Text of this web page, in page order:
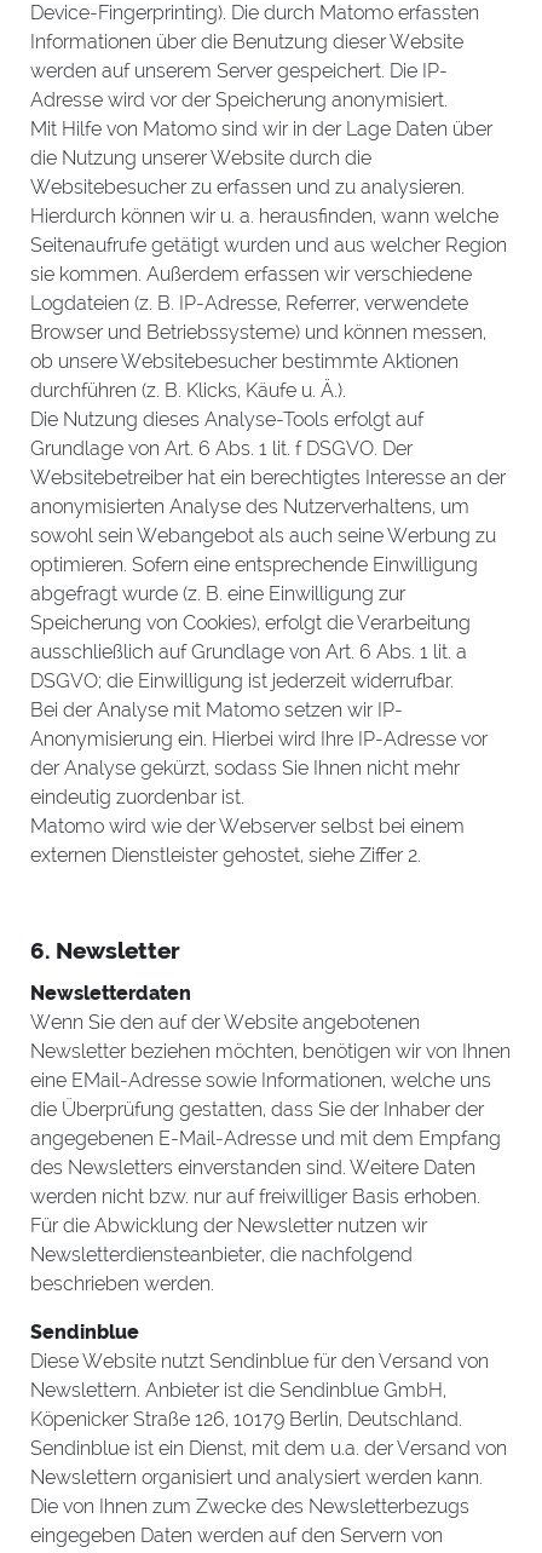
Device-Fingerprinting). Die durch Matomo erfassten
Informationen über die Benutzung dieser Website
werden auf unserem Server gespeichert. Die IP-
Adresse wird vor der Speicherung anonymisiert.
Mit Hilfe von Matomo sind wir in der Lage Daten über
die Nutzung unserer Website durch die
Websitebesucher zu erfassen und zu analysieren.
Hierdurch können wir u. a. herausfinden, wann welche
Seitenaufrufe getätigt wurden und aus welcher Region
sie kommen. Außerdem erfassen wir verschiedene
Logdateien (z. B. IP-Adresse, Referrer, verwendete
Browser und Betriebssysteme) und können messen,
ob unsere Websitebesucher bestimmte Aktionen
durchführen (z. B. Klicks, Käufe u. Ä.).
Die Nutzung dieses Analyse-Tools erfolgt auf
Grundlage von Art. 6 Abs. 1 lit. f DSGVO. Der
Websitebetreiber hat ein berechtigtes Interesse an der
anonymisierten Analyse des Nutzerverhaltens, um
sowohl sein Webangebot als auch seine Werbung zu
optimieren. Sofern eine entsprechende Einwilligung
abgefragt wurde (z. B. eine Einwilligung zur
Speicherung von Cookies), erfolgt die Verarbeitung
ausschließlich auf Grundlage von Art. 6 Abs. 1 lit. a
DSGVO; die Einwilligung ist jederzeit widerrufbar.
Bei der Analyse mit Matomo setzen wir IP-
Anonymisierung ein. Hierbei wird Ihre IP-Adresse vor
der Analyse gekürzt, sodass Sie Ihnen nicht mehr
eindeutig zuordenbar ist.
Matomo wird wie der Webserver selbst bei einem
externen Dienstleister gehostet, siehe Ziffer 2.
6. Newsletter
Newsletterdaten
Wenn Sie den auf der Website angebotenen
Newsletter beziehen möchten, benötigen wir von Ihnen
eine EMail-Adresse sowie Informationen, welche uns
die Überprüfung gestatten, dass Sie der Inhaber der
angegebenen E-Mail-Adresse und mit dem Empfang
des Newsletters einverstanden sind. Weitere Daten
werden nicht bzw. nur auf freiwilliger Basis erhoben.
Für die Abwicklung der Newsletter nutzen wir
Newsletterdiensteanbieter, die nachfolgend
beschrieben werden.
Sendinblue
Diese Website nutzt Sendinblue für den Versand von
Newslettern. Anbieter ist die Sendinblue GmbH,
Köpenicker Straße 126, 10179 Berlin, Deutschland.
Sendinblue ist ein Dienst, mit dem u.a. der Versand von
Newslettern organisiert und analysiert werden kann.
Die von Ihnen zum Zwecke des Newsletterbezugs
eingegeben Daten werden auf den Servern von